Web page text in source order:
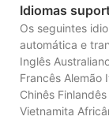
Idiomas
Os seguintes
automática e
Inglês
Francês Alemão
Chinês
Vietnamita